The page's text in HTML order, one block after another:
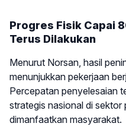
Progres Fisik Capai
Terus Dilakukan
Menurut Norsan, hasil
menunjukkan pekerjaan
Percepatan penyelesaian
strategis nasional di sektor
dimanfaatkan masyarakat.